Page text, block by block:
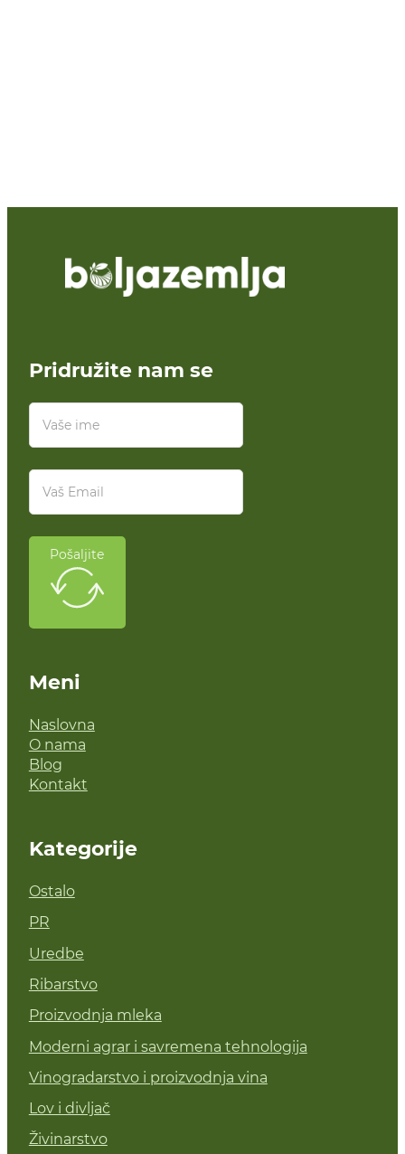
Pridružite nam se
Pošaljite
Meni
Naslovna
O nama
Blog
Kontakt
Kategorije
Ostalo
PR
Uredbe
Ribarstvo
Proizvodnja mleka
Moderni agrar i savremena tehnologija
Vinogradarstvo i proizvodnja vina
Lov i divljač
Živinarstvo